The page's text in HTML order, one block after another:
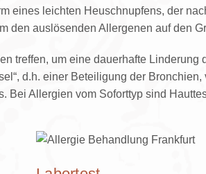
Nasennebenhöhlen-OP
Laserconchotomie
Ohren anlegen
HNO-Endoskopie
Keloidentfernung
eines leichten Heuschnupfens, der
den auslösenden Allergenen auf den
treffen, um eine dauerhafte Linderung
d.h. einer Beteiligung der Bronchien,
Allergien vom Soforttyp sind